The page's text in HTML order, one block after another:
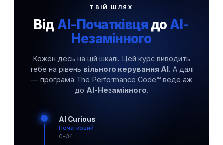
ТВІЙ ШЛЯХ
Від AI-Початківця до AI-
Незамінного
Кожен десь на цій шкалі. Цей курс виводить
тебе на рівень вільного керування AI. А далі
— програма The Performance Code™ веде аж
до AI-Незамінного.
AI Curious
Початковий
0–34